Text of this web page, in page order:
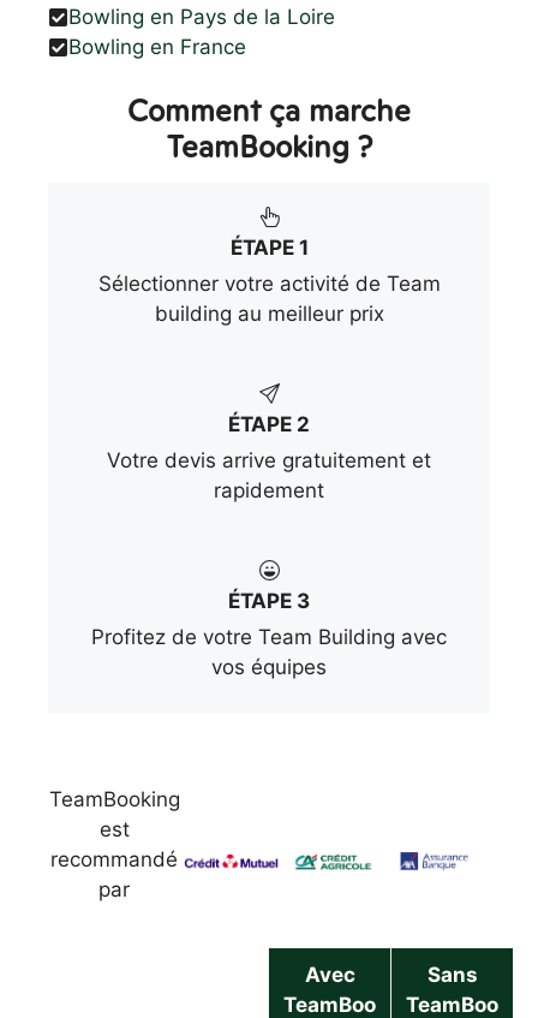
Bowling en Pays de la Loire
Bowling en France
Comment ça marche
TeamBooking ?
ÉTAPE 1
Sélectionner votre activité de Team
building au meilleur prix
ÉTAPE 2
Votre devis arrive gratuitement et
rapidement
ÉTAPE 3
Profitez de votre Team Building avec
vos équipes
TeamBooking
est
recommandé
par
Avec
TeamBoo
Sans
TeamBoo